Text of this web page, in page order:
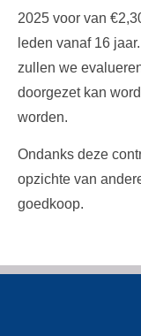
2025 voor van
leden vanaf 16
zullen we
doorgezet kan
worden.
Ondanks deze
opzichte van
goedkoop.